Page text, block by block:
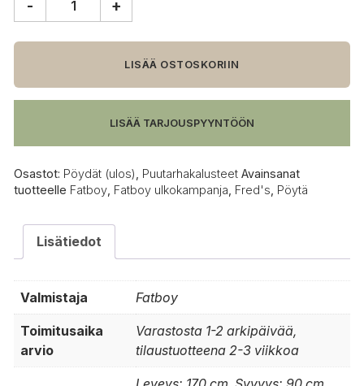
pöytä,
vihreä,
170x90
- +
LISÄÄ OSTOSKORIIN
LISÄÄ TARJOUSPYYNTÖÖN
Osastot: Pöydät (ulos) Puutarhakalusteet Avainsanat
tuotteelle Fatboy Fatboy ulkokampanja Fred's Pöytä
Lisätiedot
Valmistaja Fatboy
Toimitusaika
arvio
Varastosta 1-2 arkipäivää,
tilaustuotteena 2-3 viikkoa